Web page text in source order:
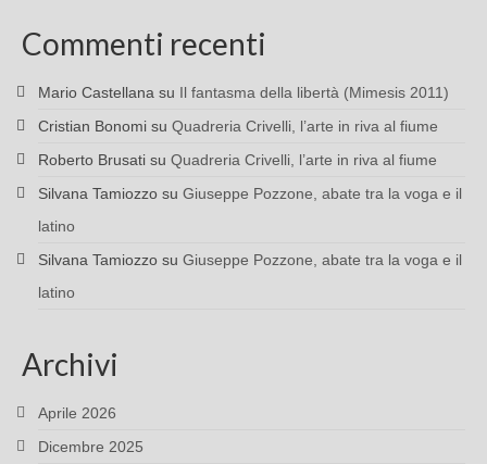
Commenti recenti
Mario Castellana su Il fantasma della libertà (Mimesis 2011)
Cristian Bonomi su Quadreria Crivelli, l’arte in riva al fiume
Roberto Brusati su Quadreria Crivelli, l’arte in riva al fiume
Silvana Tamiozzo su Giuseppe Pozzone, abate tra la voga e il
latino
Silvana Tamiozzo su Giuseppe Pozzone, abate tra la voga e il
latino
Archivi
Aprile 2026
Dicembre 2025